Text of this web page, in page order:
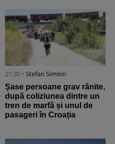
21:30 • Stefan Simion
Șase persoane grav rănite,
după coliziunea dintre un
tren de marfă și unul de
pasageri în Croația